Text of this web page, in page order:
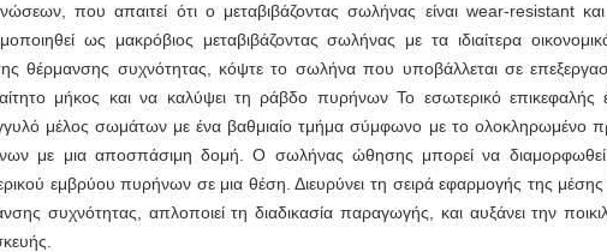
που απαιτεί ότι ο μεταβιβάζοντας σωλήνας είναι wear-resistant και
ως μακρόβιος μεταβιβάζοντας σωλήνας με τα ιδιαίτερα
θέρμανσης συχνότητας, κόψτε το σωλήνα που υποβάλλεται σε
μήκος και να καλύψει τη ράβδο πυρήνων Το εσωτερικό επικεφαλής
μέλος σωμάτων με ένα βαθμιαίο τμήμα σύμφωνο με το ολοκληρωμένο
με μια αποσπάσιμη δομή. Ο σωλήνας ώθησης μπορεί να διαμορφωθεί
εμβρύου πυρήνων σε μια θέση. Διευρύνει τη σειρά εφαρμογής της
συχνότητας, απλοποιεί τη διαδικασία παραγωγής, και αυξάνει την